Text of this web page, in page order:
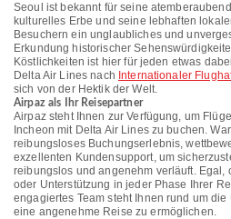
Seoul ist bekannt für seine
kulturelles Erbe und seine lebhaften
Besuchern ein unglaubliches und
Erkundung historischer
Köstlichkeiten ist hier für jeden etwas
Delta Air Lines nach Internationaler
sich von der Hektik der Welt.
Airpaz als Ihr Reisepartner
Airpaz steht Ihnen zur Verfügung, um
Incheon mit Delta Air Lines zu buchen.
reibungsloses Buchungserlebnis,
exzellenten Kundensupport, um
reibungslos und angenehm verläuft. Egal,
oder Unterstützung in jeder Phase Ihrer
engagiertes Team steht Ihnen rund um die
eine angenehme Reise zu ermöglichen.